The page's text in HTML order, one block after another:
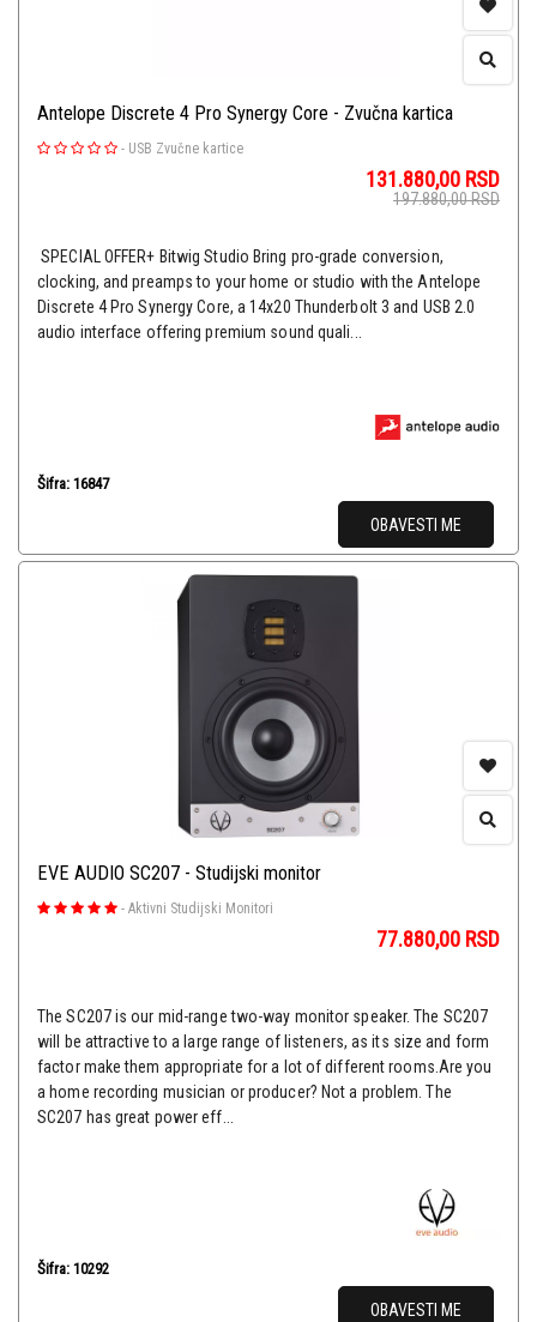
Antelope Discrete 4 Pro Synergy Core - Zvučna kartica
- USB Zvučne kartice
131.880,00 RSD
197.880,00RSD
SPECIAL OFFER+ Bitwig Studio Bring pro-grade conversion,
clocking, and preamps to your home or studio with the Antelope
Discrete 4 Pro Synergy Core, a 14x20 Thunderbolt 3 and USB 2.0
audio interface offering premium sound quali...
Šifra: 16847
OBAVESTI ME
EVE AUDIO SC207 - Studijski monitor
- Aktivni Studijski Monitori
77.880,00 RSD
The SC207 is our mid-range two-way monitor speaker. The SC207
will be attractive to a large range of listeners, as its size and form
factor make them appropriate for a lot of different rooms.Are you
a home recording musician or producer? Not a problem. The
SC207 has great power eff...
Šifra: 10292
OBAVESTI ME